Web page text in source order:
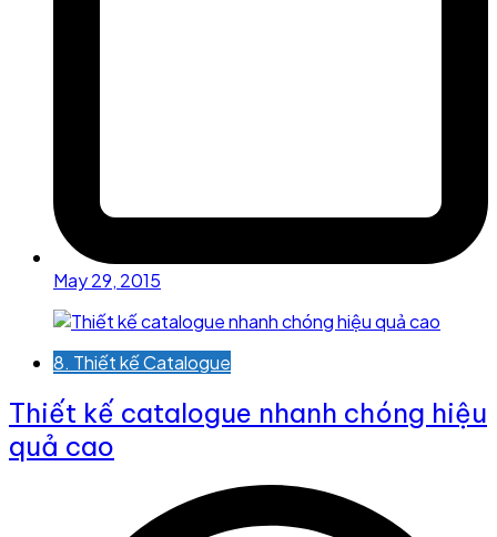
May 29, 2015
8. Thiết kế Catalogue
Thiết kế catalogue nhanh chóng hiệu
quả cao